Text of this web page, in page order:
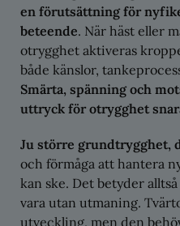
en förutsättning för
beteende. När häst eller
otrygghet aktiveras
både känslor,
Smärta, spänning och
uttryck för otrygghet
Ju större grundtrygghet,
och förmåga att hantera
kan ske. Det betyder
vara utan utmaning.
utveckling, men den